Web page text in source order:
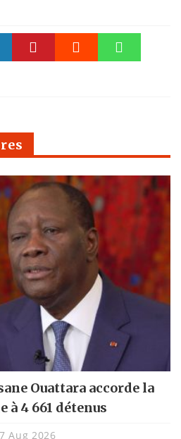
Ouattara accorde la
4 661 détenus
Aug 2026